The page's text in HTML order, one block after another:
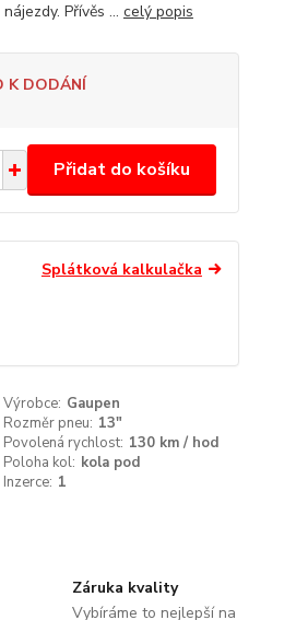
Přívěs ... celý popis
K DODÁNÍ
Přidat do košíku
Splátková kalkulačka
Výrobce: Gaupen
Rozměr pneu: 13"
Povolená rychlost: 130 km / hod
Poloha kol: kola pod
Inzerce: 1
Záruka kvality
Vybíráme to nejlepší na